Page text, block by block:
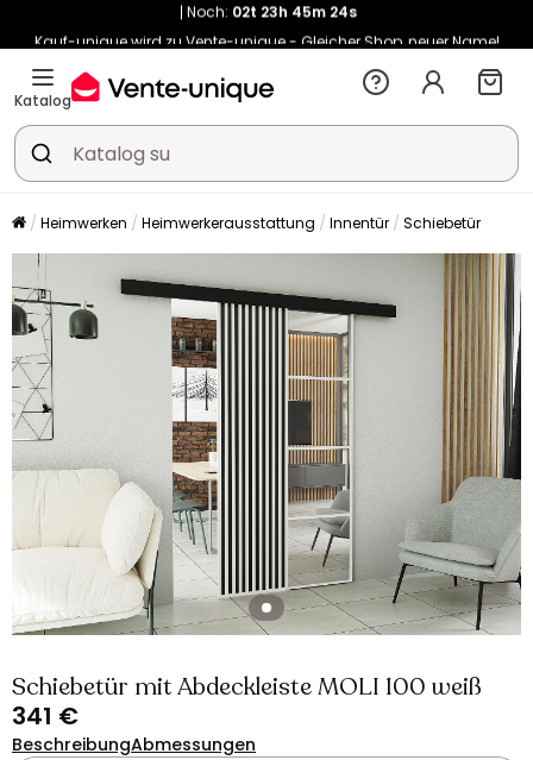
Kauf-unique wird zu Vente-unique - Gleicher Shop, neuer Name!
-10% ab 400€ mitHEAT10auf Vente-unique-Produkte
Noch:
Katalog
Heimwerken Heimwerkerausstattung Innentür Schiebetür
Schiebetür mit Abdeckleiste MOLI 100 weiß
341 €
BeschreibungAbmessungen